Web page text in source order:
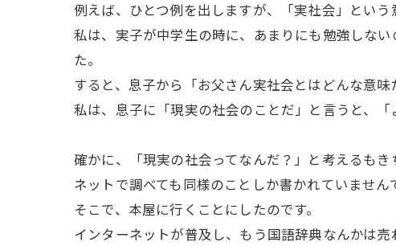
例えば、ひとつ例を出しますが、「実社会」とい
私は、実子が中学生の時に、あまりにも勉強しな
た。
すると、息子から「お父さん実社会とはどんな意味
私は、息子に「現実の社会のことだ」と言うと、「
確かに、「現実の社会ってなんだ？」と考えるもき
ネットで調べても同様のことしか書かれていません
そこで、本屋に行くことにしたのです。
インターネットが普及し、もう国語辞典なんかは